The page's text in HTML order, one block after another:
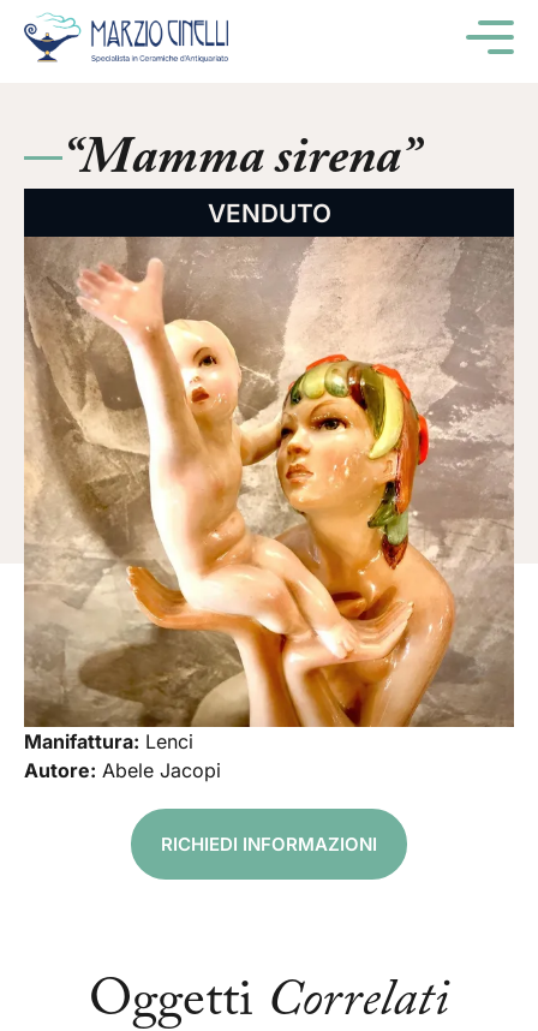
“Mamma sirena”
VENDUTO
Manifattura: Lenci
Autore: Abele Jacopi
RICHIEDI INFORMAZIONI
Oggetti Correlati